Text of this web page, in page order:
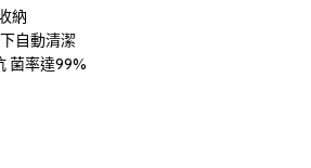
納
自動清潔
菌率達99%